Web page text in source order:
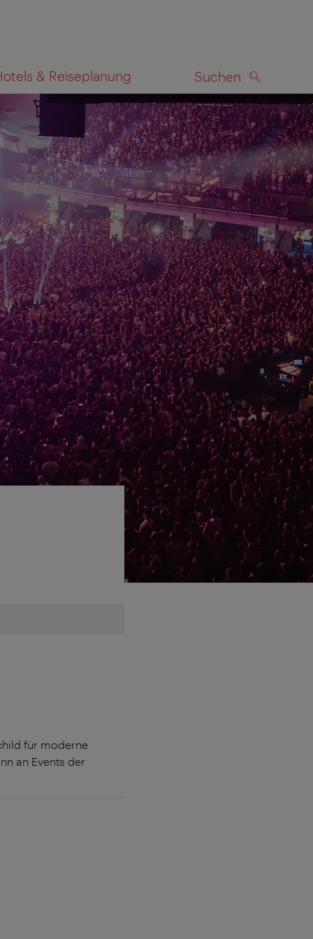
& Reiseplanung Suchen
SUCHEN
für moderne
an Events der